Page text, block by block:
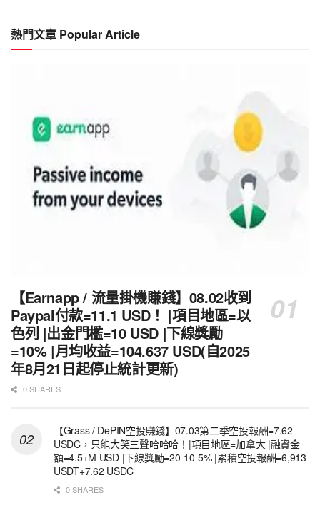
類
Category
熱門文章 Popular Article
【Earnapp / 流量掛機賺錢】08.02收到
Paypal付款=11.1 USD！ |項目地區=以
色列 |出金門檻=10 USD |下線獎勵
=10% |月均收益=104.637 USD(自2025
年8月21日起停止統計更新)
0 SHARES
【Grass / DePIN空投賺錢】07.03第二季空投報酬=7.62
USDC，只能大笑三聲哈哈哈！|項目地區=加拿大 |融資金
額=4.5+M USD |下線獎勵=20-10-5% |累積空投報酬=6,913
USDT+7.62 USDC
0 SHARES